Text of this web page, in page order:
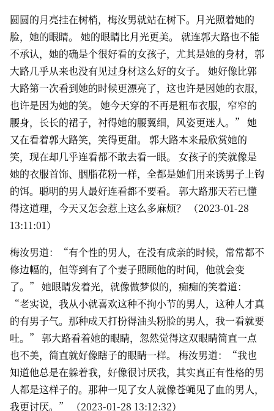
圆圆的月亮挂在树梢，梅汝男就站在树下。月光照着她的
脸，她的眼睛。 她的眼睛比月光更美。 就连郭大路也不能
不承认，她的确是个很好看的女孩子，尤其是她的身材，郭
大路几乎从来也没有见过身材这么好的女子。 她好像比郭
大路第一次看到她的时候更漂亮了，这也许是因她的衣服，
也许是因为她的笑。 她今天穿的不再是粗布衣服，窄窄的
腰身，长长的裙子，衬得她的腰翼细，风姿更迷人。” 她
又在看着郭大路笑，笑得更甜。 郭大路本来最欣赏她的
笑，现在却几乎连看都不敢去看一眼。 女孩子的笑就像是
她的衣服首饰、胭脂花粉一样，全都是她们用来诱男子上钩
的饵。聪明的男人最好连看都不要看。 郭大路那天若已懂
得这道理，今天又怎会惹上这么多麻烦？ （2023-01-28
13:11:01）
梅汝男道：“有个性的男人，在没有成亲的时候，常常都不
修边幅的，但等到有了个妻子照顾他的时间，他就会变
了。” 她眼睛发着光，就像做梦似的，痴痴的笑着道：
“老实说，我从小就喜欢这种不拘小节的男人，这种人才真
的有男子气。那种成天打扮得油头粉脸的男人，我一看就要
吐。” 郭大路看着她的眼睛，忽然觉得这双眼睛简直一点
也不美，简直就好像瞎子的眼睛一样。 梅汝男道：“我也
知道他总是在躲着我，好像很讨厌我，其实真正有性格的男
人都是这样子的。那种一见了女人就像苍蝇见了血的男人，
我更讨厌。” （2023-01-28 13:12:32）